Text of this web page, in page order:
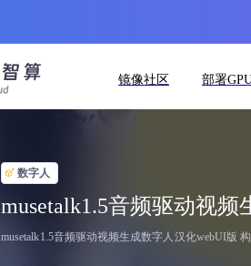
镜像社区 部署
数字人
musetalk1.5音频驱动视
musetalk1.5音频驱动视频生成数字人汉化webUI版